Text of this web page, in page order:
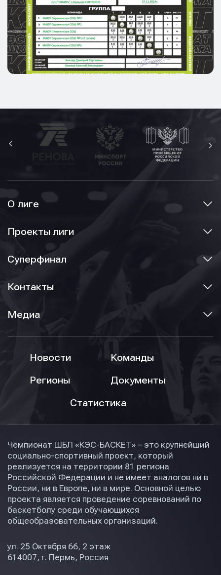
О лиге
Проекты лиги
Суперфинал
Контакты
Медиа
Новости
Команды
Регионы
Документы
Статистика
Чемпионат ШБЛ «КЭС-БАСКЕТ» – это крупнейший
социально-спортивный проект, который
реализуется на территории 81 региона
Российской Федерации и не имеет аналогов ни в
России, ни в Европе, ни в мире. Основной целью
проекта является проведение соревнований по
баскетболу среди обучающихся
общеобразовательных организаций.
ул. 25 Октября 66, 2 этаж
614007, г. Пермь, Россия